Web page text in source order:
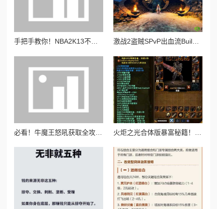
手把手教你！NBA2K13不用替换原有球员照片，轻松添加新照片攻略 激战2盗贼SPvP出血流Build！5分钟教你打出秒杀流 竞技场暴力美学天花板